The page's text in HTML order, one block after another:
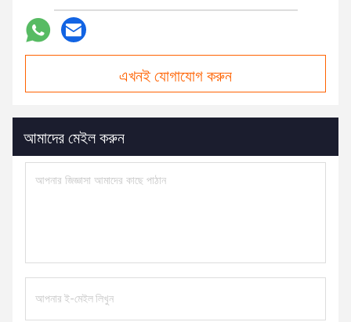
এখনই যোগাযোগ করুন
আমাদের মেইল করুন